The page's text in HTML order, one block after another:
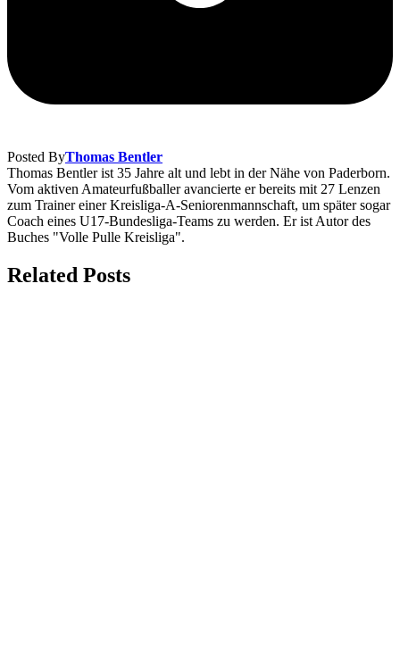
Posted ByThomas Bentler
Thomas Bentler ist 35 Jahre alt und lebt in der Nähe von Paderborn.
Vom aktiven Amateurfußballer avancierte er bereits mit 27 Lenzen
zum Trainer einer Kreisliga-A-Seniorenmannschaft, um später sogar
Coach eines U17-Bundesliga-Teams zu werden. Er ist Autor des
Buches "Volle Pulle Kreisliga".
Related Posts